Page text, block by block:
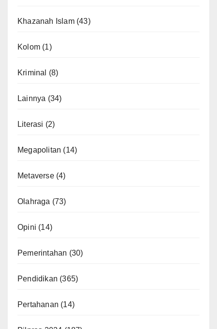
Khazanah Islam(43)
Kolom (1)
Kriminal (8)
Lainnya (34)
Literasi (2)
Megapolitan (14)
Metaverse(4)
Olahraga (73)
Opini (14)
Pemerintahan (30)
Pendidikan (365)
Pertahanan (14)